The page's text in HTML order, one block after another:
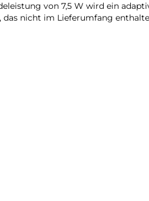
von 7,5 W wird ein
nicht im Lieferumfang